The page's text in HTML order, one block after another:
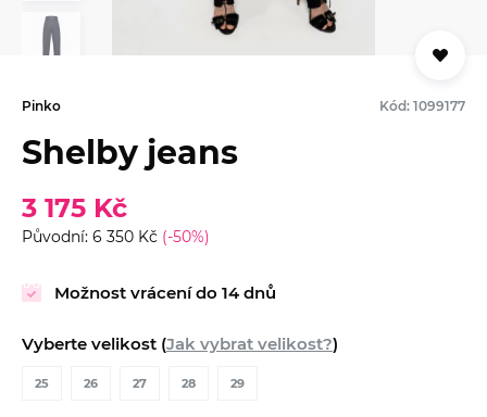
Pinko Kód: 1099177
Shelby jeans
3 175 Kč
Původní: 6 350 Kč (-50%)
Možnost vrácení do 14 dnů
Vyberte velikost (Jak vybrat velikost?)
25 26 27 28 29